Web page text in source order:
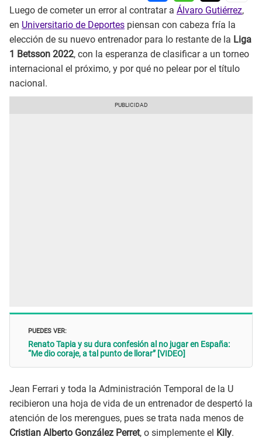
Luego de cometer un error al contratar a Álvaro Gutiérrez,
en Universitario de Deportes piensan con cabeza fría la
elección de su nuevo entrenador para lo restante de la Liga
1 Betsson 2022, con la esperanza de clasificar a un torneo
internacional el próximo, y por qué no pelear por el título
nacional.
PUEDES VER:
Renato Tapia y su dura confesión al no jugar en España:
“Me dio coraje, a tal punto de llorar” [VIDEO]
Jean Ferrari y toda la Administración Temporal de la U
recibieron una hoja de vida de un entrenador de despertó la
atención de los merengues, pues se trata nada menos de
Cristian Alberto González Perret, o simplemente el Kily.